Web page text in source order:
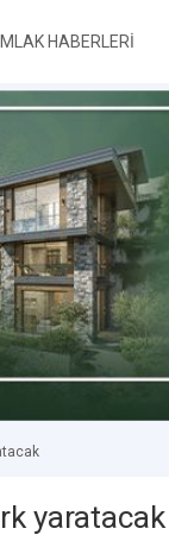
HABERLERİ
yaratacak